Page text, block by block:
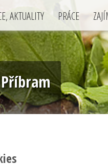
AKTUALITY PRÁCE